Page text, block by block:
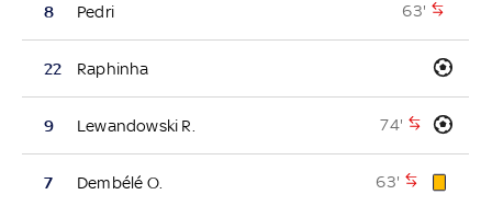
8 Pedri 63'
22 Raphinha
9 Lewandowski R. 74'
7 Dembélé O. 63'